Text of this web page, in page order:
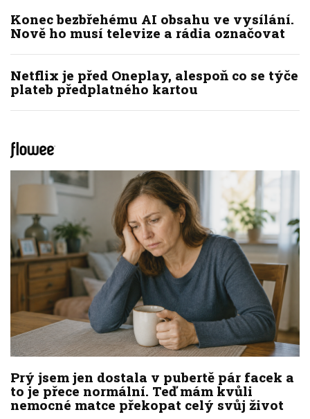
Konec bezbřehému AI obsahu ve vysílání.
Nově ho musí televize a rádia označovat
Netflix je před Oneplay, alespoň co se týče
plateb předplatného kartou
Prý jsem jen dostala v pubertě pár facek a
to je přece normální. Teď mám kvůli
nemocné matce překopat celý svůj život